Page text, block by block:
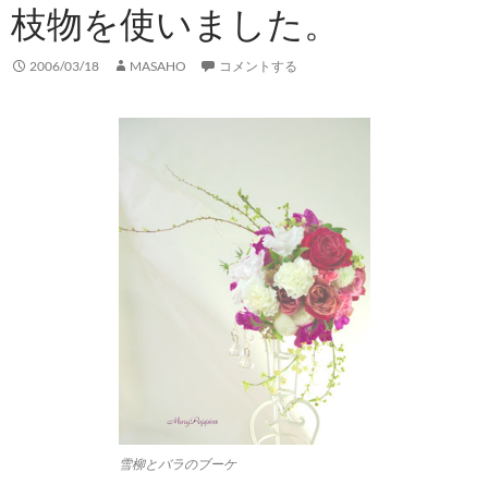
枝物を使いました。
2006/03/18 MASAHO コメントする
雪柳とバラのブーケ